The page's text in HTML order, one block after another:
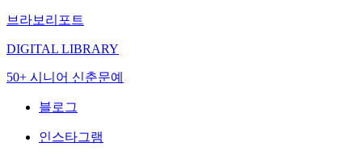
브라보리포트
DIGITAL LIBRARY
50+ 시니어 신춘문예
블로그
인스타그램